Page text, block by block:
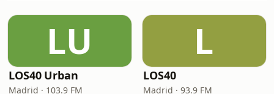
LU
LOS40 Urban
Madrid · 103.9 FM
L
LOS40
Madrid · 93.9 FM